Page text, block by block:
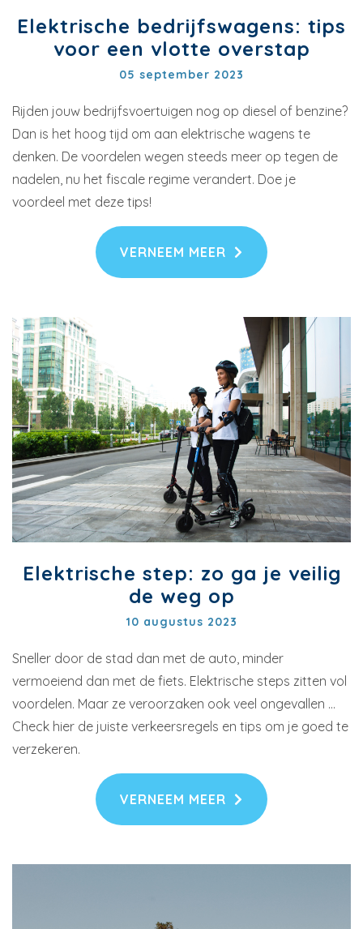
Elektrische bedrijfswagens: tips
voor een vlotte overstap
05 september 2023
Rijden jouw bedrijfsvoertuigen nog op diesel of benzine?
Dan is het hoog tijd om aan elektrische wagens te
denken. De voordelen wegen steeds meer op tegen de
nadelen, nu het fiscale regime verandert. Doe je
voordeel met deze tips!
VERNEEM MEER
Elektrische step: zo ga je veilig
de weg op
10 augustus 2023
Sneller door de stad dan met de auto, minder
vermoeiend dan met de fiets. Elektrische steps zitten vol
voordelen. Maar ze veroorzaken ook veel ongevallen ...
Check hier de juiste verkeersregels en tips om je goed te
verzekeren.
VERNEEM MEER